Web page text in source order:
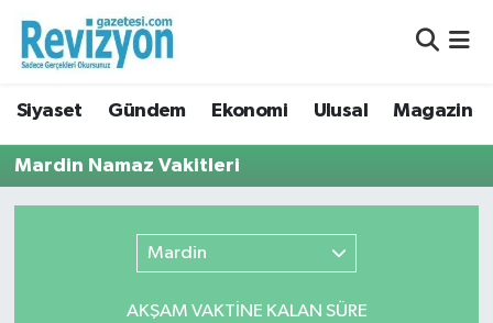
Siyaset Gündem Ekonomi Ulusal Magazin
Mardin Namaz Vakitleri
Mardin
AKŞAM VAKTİNE KALAN SÜRE
Trafik Durumu
Süper Lig Puan Durumu ve Fikstür